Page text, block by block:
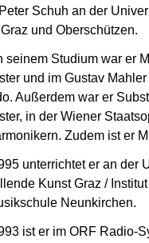
Schuh an der
und Oberschützen.
seinem Studium war er
und im Gustav
Außerdem war er
in der Wiener
Zudem ist er
unterrichtet er an der
Kunst Graz /
Neunkirchen.
ist er im ORF Radio-